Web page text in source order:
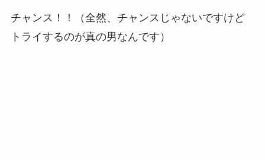
チャンス！！（全然、チャンスじゃないですけど
トライするのが真の男なんです）